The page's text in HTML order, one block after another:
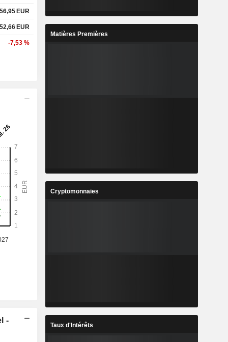
56,95 EUR
52,66 EUR
-7,53 %
-
Matières Premières
Cryptomonnaies
Taux d'Intérêts